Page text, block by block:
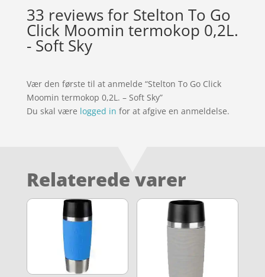
33 reviews for Stelton To Go
Click Moomin termokop 0,2L.
- Soft Sky
Vær den første til at anmelde “Stelton To Go Click
Moomin termokop 0,2L. – Soft Sky”
Du skal være logged in for at afgive en anmeldelse.
Relaterede varer